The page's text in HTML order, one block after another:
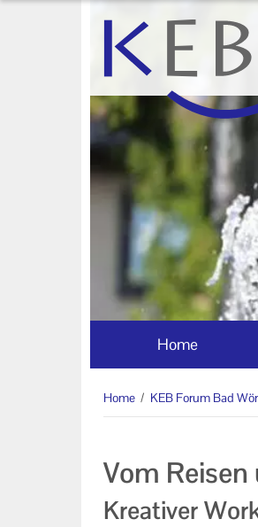
Home
Home / KEB Forum Bad
Vom
Kreativer
KEB Forum Bad Wörishofen
Forum Bad Wörishofen
Vorstand und Beirat
Veranstaltung KEB Forum Bad
Wörishofen
Veranstaltungen im Bistum